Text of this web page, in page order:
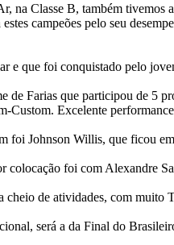
na Classe B, também
campeões pelo seu
e que foi conquistado pelo
de Farias que participou de 5
Excelente
foi Johnson Willis, que ficou
colocação foi com Alexandre
de atividades, com muito
será a da Final do